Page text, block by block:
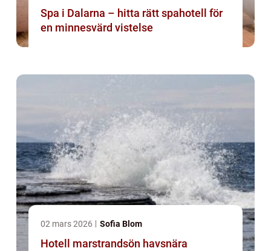
Spa i Dalarna – hitta rätt spahotell för
en minnesvärd vistelse
02 mars 2026 Sofia Blom
Hotell marstrandsön havsnära